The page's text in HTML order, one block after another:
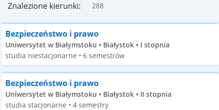
Znalezione kierunki: 288
Bezpieczeństwo i prawo
Uniwersytet w Białymstoku • Białystok • I stopnia
studia niestacjonarne • 6 semestrów
Bezpieczeństwo i prawo
Uniwersytet w Białymstoku • Białystok • II stopnia
studia stacjonarne • 4 semestry